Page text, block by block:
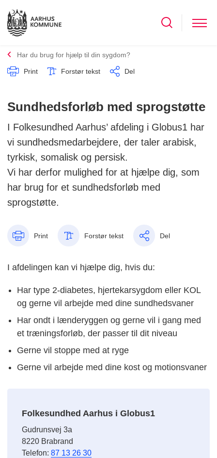
Har du brug for hjælp til din sygdom?
Print Forstør tekst Del
Sundhedsforløb med sprogstøtte
I Folkesundhed Aarhus’ afdeling i Globus1 har
vi sundhedsmedarbejdere, der taler arabisk,
tyrkisk, somalisk og persisk.
Vi har derfor mulighed for at hjælpe dig, som
har brug for et sundhedsforløb med
sprogstøtte.
Print Forstør tekst Del
I afdelingen kan vi hjælpe dig, hvis du:
Har type 2-diabetes, hjertekarsygdom eller KOL
og gerne vil arbejde med dine sundhedsvaner
Har ondt i lænderyggen og gerne vil i gang med
et træningsforløb, der passer til dit niveau
Gerne vil stoppe med at ryge
Gerne vil arbejde med dine kost og motionsvaner
Folkesundhed Aarhus i Globus1
Gudrunsvej 3a
8220 Brabrand
Telefon: 87 13 26 30